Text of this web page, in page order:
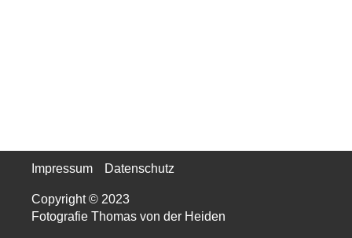
Copyright © 2023
Fotografie Thomas von der Heiden
Impressum Datenschutz